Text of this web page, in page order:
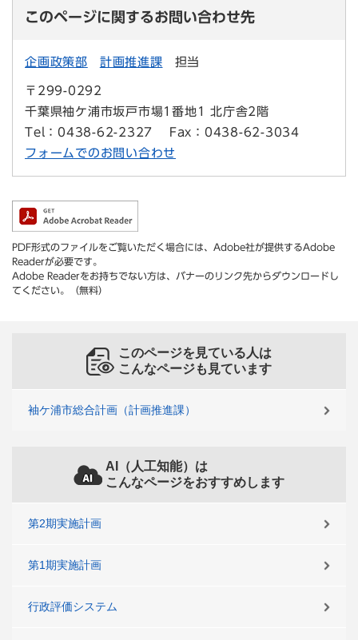
このページに関するお問い合わせ先
企画政策部 計画推進課 担当
〒299-0292
千葉県袖ケ浦市坂戸市場1番地1 北庁舎2階
Tel：0438-62-2327
Fax：0438-62-3034
フォームでのお問い合わせ
PDF形式のファイルをご覧いただく場合には、Adobe社が提供するAdobe
Readerが必要です。
Adobe Readerをお持ちでない方は、バナーのリンク先からダウンロードし
てください。（無料）
このページを見ている人は
こんなページも見ています
袖ケ浦市総合計画（計画推進課）
AI（人工知能）は
こんなページをおすすめします
第2期実施計画
第1期実施計画
行政評価システム